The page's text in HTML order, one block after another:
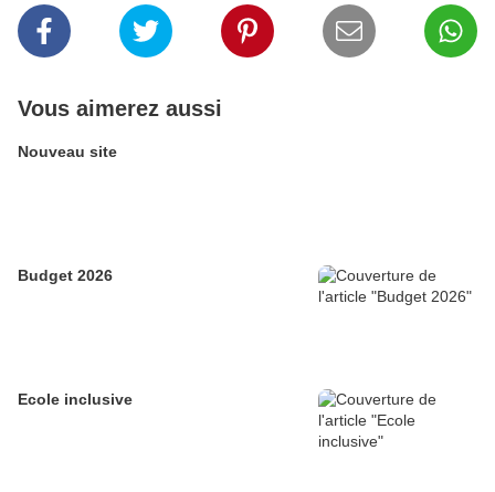
Vous aimerez aussi
Nouveau site
Budget 2026
Ecole inclusive